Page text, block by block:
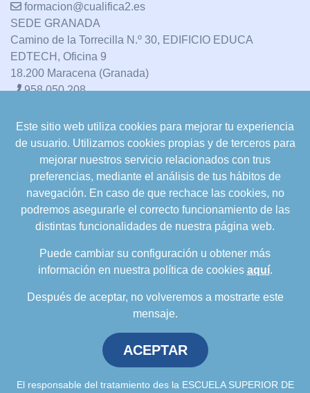
formacion@cualifica2.es
SEDE GRANADA
Camino de la Torrecilla N.º 30, EDIFICIO EDUCA
EDTECH, Oficina 9
18.200 Maracena (Granada)
958 050 208
formacion@cualifica2.es
SEDE POZO ALCÓN
Pol. Ind. "La Asomadilla",
Nave 5-6 y anexos
23485 Pozo Alcón (Jaén)
958 050 208
958 991 970
Política de privacidad.Política de cookies
Política de Calidad.Comunicación a
proveedores
Este sitio web utiliza cookies para mejorar tu experiencia
de usuario. Utilizamos cookies propias y de terceros para
mejorar nuestros servicio relacionados con trus
preferencias, mediante el análisis de tus hábitos de
navegación. En caso de que rechace las cookies, no
podremos asegurarle el correcto funcionamiento de las
distintas funcionalidades de nuestra página web.
Puede cambiar su configuración u obtener más
información en nuestra política de cookies aquí.
Después de aceptar, no volveremos a mostrarte este
mensaje.
ACEPTAR
El responsable del tratamiento des la ESCUELA SUPERIOR DE